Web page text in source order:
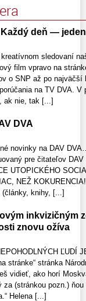
Každý deň —
sledovaní
film vpravo na
o SNP až po
na TV DVA.
ak nie, tak [...]
DVA
novinky na DAV
pre čitateľov
UTOPICKÉHO
NEŽ
knihy, [...]
inkvizičným
znovu ožíva
ĽUDÍ
stránke“ stránka
vidieť, ako horí
za (stránkou pozn.)
Helena [...]